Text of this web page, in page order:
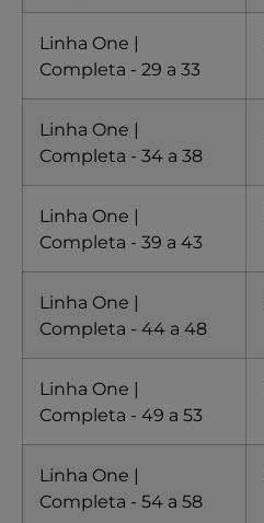
Linha One |
Completa - 29 a 33
Linha One |
Completa - 34 a 38
Linha One |
Completa - 39 a 43
Linha One |
Completa - 44 a 48
Linha One |
Completa - 49 a 53
Linha One |
Completa - 54 a 58